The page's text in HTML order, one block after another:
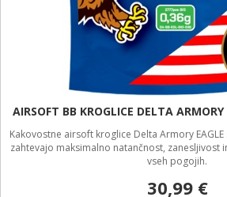
AIRSOFT BB KROGLICE DELTA
Kakovostne airsoft kroglice Delta Armory
zahtevajo maksimalno natančnost, zanesljivost
vseh pogojih.
30,99 €